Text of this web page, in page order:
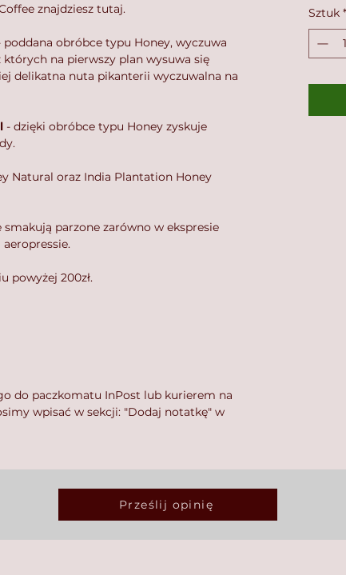
znajdziesz tutaj.
poddana obróbce typu Honey, wyczuwa
na pierwszy plan wysuwa się
delikatna nuta pikanterii wyczuwalna na
- dzięki obróbce typu Honey zyskuje
Natural oraz India Plantation Honey
parzone zarówno w ekspresie
powyżej 200zł.
do paczkomatu InPost lub kurierem na
wpisać w sekcji: "Dodaj notatkę" w
Sztuk *
Prześlij opinię